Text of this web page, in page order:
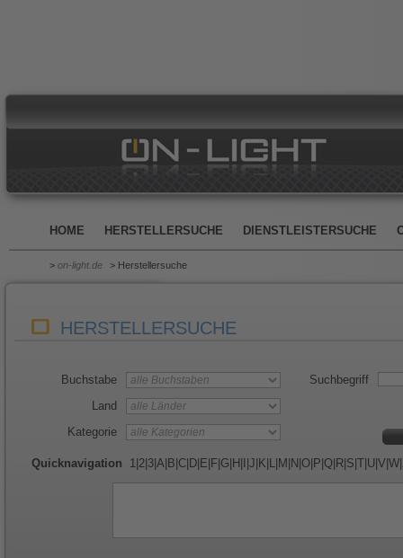
HOME HERSTELLERSUCHE DIENSTLEISTERSUCHE
> on-light.de > Herstellersuche
HERSTELLERSUCHE
Buchstabe
Land
Kategorie
Suchbegriff
Quicknavigation 1 2 3 A B C D E F G H J K L M N O P Q R S T U V W